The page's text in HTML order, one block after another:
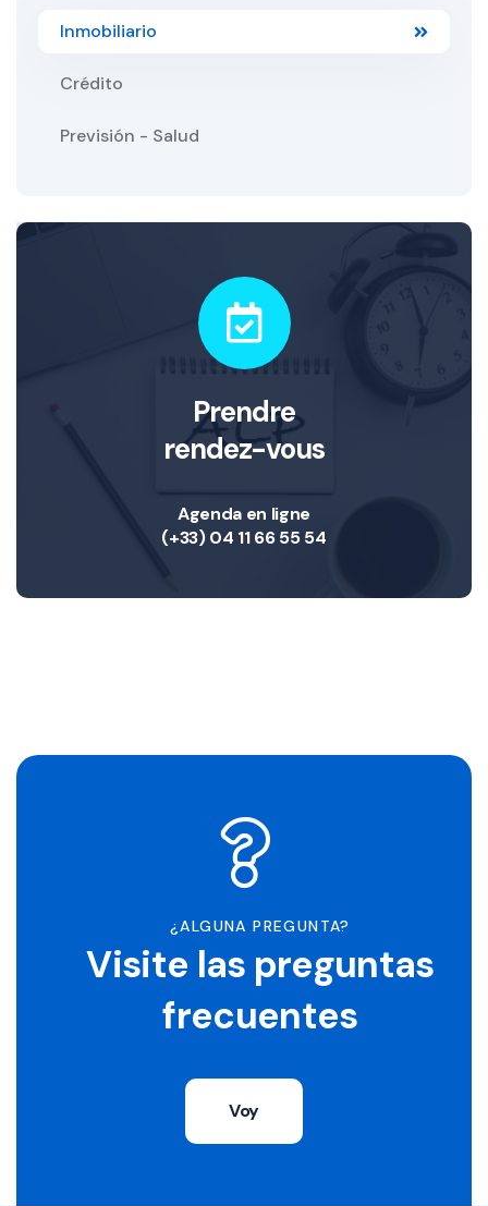
Inmobiliario
Crédito
Previsión - Salud
Prendre
rendez-vous
Agenda en ligne
(+33) 04 11 66 55 54
¿ALGUNA PREGUNTA?
Visite las preguntas
frecuentes
Voy